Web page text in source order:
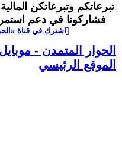
تبرعاتكم وتبرعاتكن
فشاركونا في دعم
[اشترك في قناة
الحوار المتمدن - موبايل
الموقع الرئيسي